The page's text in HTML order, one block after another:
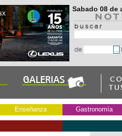
Sabado 08 de
b u s c a r
de
Enseñanza Gastronomía